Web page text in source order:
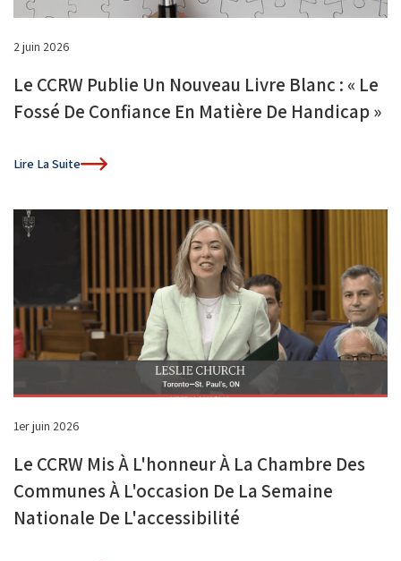
2 juin 2026
Le CCRW Publie Un Nouveau Livre Blanc : « Le
Fossé De Confiance En Matière De Handicap »
Lire La Suite
1er juin 2026
Le CCRW Mis À L'honneur À La Chambre Des
Communes À L'occasion De La Semaine
Nationale De L'accessibilité